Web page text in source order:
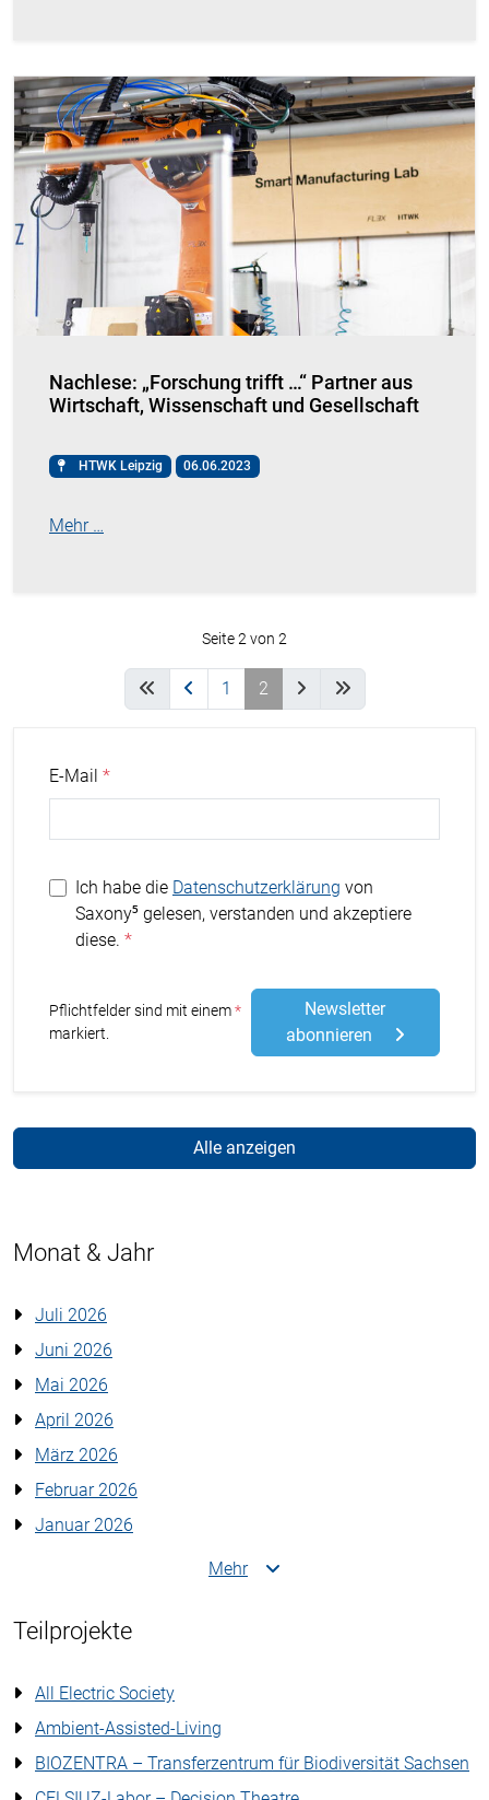
Nachlese: „Forschung trifft …“ Partner aus
Wirtschaft, Wissenschaft und Gesellschaft
HTWK Leipzig 06.06.2023
Mehr …
Seite 2 von 2
1 2
E-Mail
Ich habe die Datenschutzerklärung von
Saxony⁵ gelesen, verstanden und akzeptiere
diese.
Pflichtfelder sind mit einem Stern
markiert.
Newsletter
abonnieren
Alle anzeigen
Monat & Jahr
Juli 2026
Juni 2026
Mai 2026
April 2026
März 2026
Februar 2026
Januar 2026
Mehr
Teilprojekte
All Electric Society
Ambient-Assisted-Living
BIOZENTRA – Transferzentrum für Biodiversität Sachsen